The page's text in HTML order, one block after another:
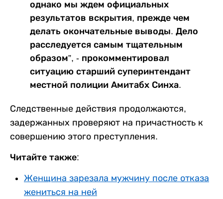
однако мы ждем официальных
результатов вскрытия, прежде чем
делать окончательные выводы. Дело
расследуется самым тщательным
образом”, - прокомментировал
ситуацию старший суперинтендант
местной полиции Амитабх Синха.
Следственные действия продолжаются,
задержанных проверяют на причастность к
совершению этого преступления.
Читайте также:
Женщина зарезала мужчину после отказа
жениться на ней